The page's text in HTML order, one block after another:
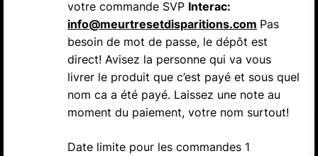
votre commande SVP Interac:
info@meurtresetdisparitions.com Pas
besoin de mot de passe, le dépôt est
direct! Avisez la personne qui va vous
livrer le produit que c’est payé et sous quel
nom ca a été payé. Laissez une note au
moment du paiement, votre nom surtout!
Date limite pour les commandes 1